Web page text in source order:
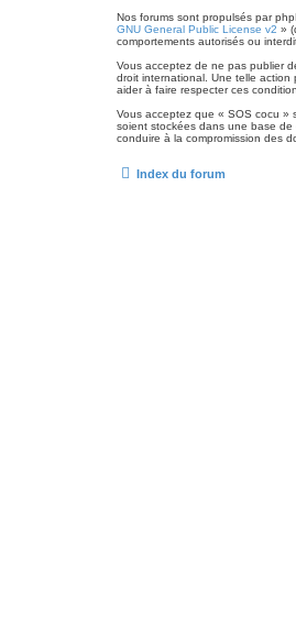
Nos forums sont propulsés par
GNU General Public License v2 »
comportements autorisés ou
Vous acceptez de ne pas publier
droit international. Une telle action
aider à faire respecter ces
Vous acceptez que « SOS cocu »
soient stockées dans une base
conduire à la compromission des
Index du forum